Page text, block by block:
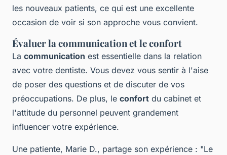
les nouveaux patients, ce qui est une excellente
occasion de voir si son approche vous convient.
Évaluer la communication et le confort
La communication est essentielle dans la relation
avec votre dentiste. Vous devez vous sentir à l'aise
de poser des questions et de discuter de vos
préoccupations. De plus, le confort du cabinet et
l'attitude du personnel peuvent grandement
influencer votre expérience.
Une patiente, Marie D., partage son expérience : "Le